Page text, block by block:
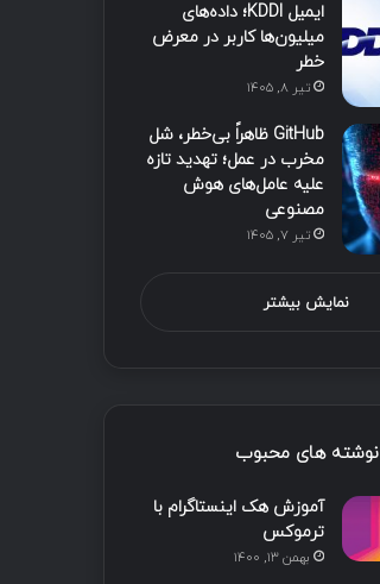
ایمیل KDDI؛ داده‌های
میلیون‌ها کاربر در معرض
خطر
تیر ۸, ۱۴۰۵
GitHub ظاهراً بی‌خطر، شل
مخرب در عمل؛ تهدید تازه
علیه عامل‌های هوش
مصنوعی
تیر ۷, ۱۴۰۵
نمایش بیشتر
نوشته های محبوب
آموزش هک اینستاگرام با
ترموکس
بهمن ۱۳, ۱۴۰۰